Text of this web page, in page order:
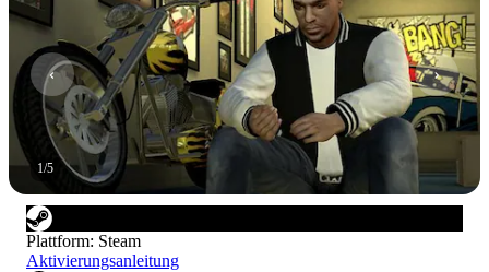
1/5
Plattform: Steam
Aktivierungsanleitung